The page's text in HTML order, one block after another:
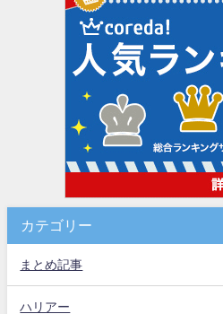
カテゴリー
まとめ記事
ハリアー